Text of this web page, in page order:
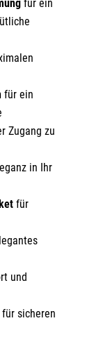
für ein
für ein
Zugang zu
in Ihr
für
und
sicheren